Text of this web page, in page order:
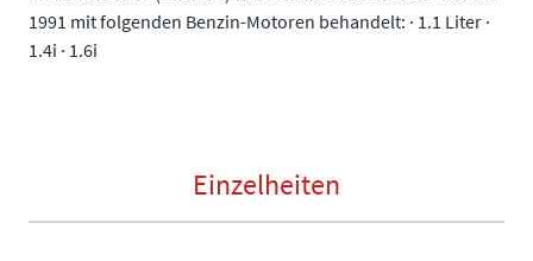
1991 mit folgenden Benzin-Motoren behandelt: · 1.1 Liter ·
1.4i · 1.6i
Einzelheiten